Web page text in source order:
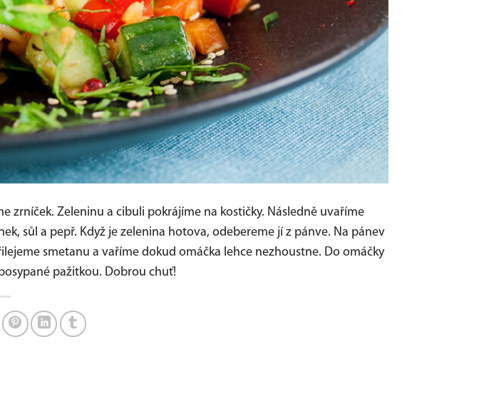
zrníček. Zeleninu a cibuli pokrájíme na kostičky. Následně uvaříme
sůl a pepř. Když je zelenina hotova, odebereme jí z pánve. Na pánev
smetanu a vaříme dokud omáčka lehce nezhoustne. Do omáčky
pažitkou. Dobrou chuť!